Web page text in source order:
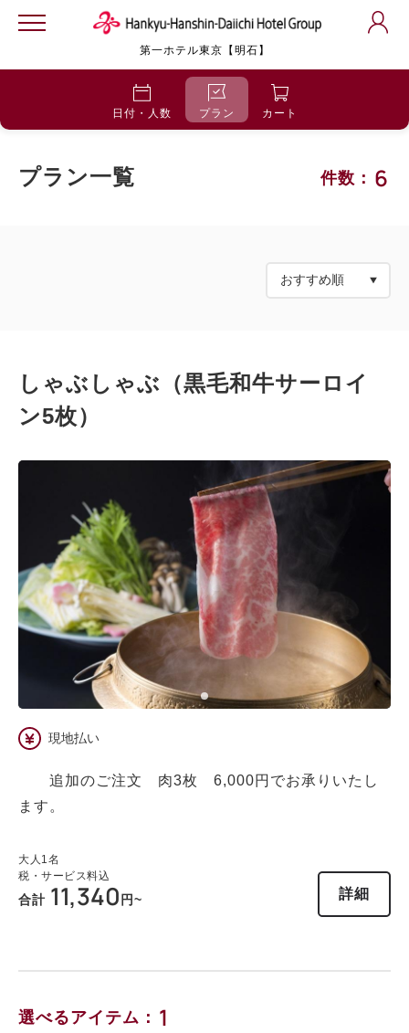
第一ホテル東京【明石】
日付・人数 プラン カート
プラン一覧 件数： 6
しゃぶしゃぶ（黒毛和牛サーロイ
ン5枚）
現地払い
追加のご注文 肉3枚 6,000円でお承りいたし
ます。
大人 1名
税・サービス料込
合計 11,340 円~ 詳細
選べるアイテム： 1